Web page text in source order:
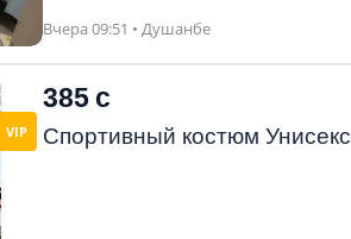
Вчера 09:51 • Душанбе
VIP
385 с
Спортивный костюм Унисекс